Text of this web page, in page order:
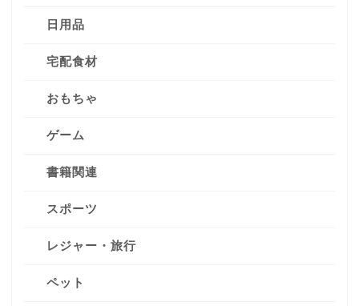
日用品
宅配食材
おもちゃ
ゲーム
書籍関連
スポーツ
レジャー・旅行
ペット